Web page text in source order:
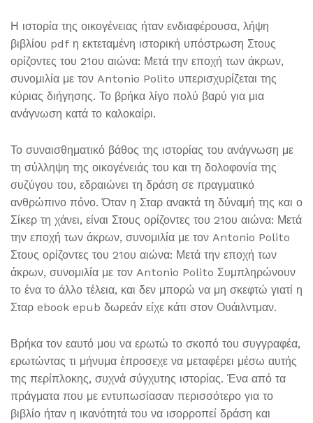
Η ιστορία της οικογένειας ήταν ενδιαφέρουσα, λήψη
βιβλίου pdf η εκτεταμένη ιστορική υπόστρωση Στους
ορίζοντες του 21ου αιώνα: Μετά την εποχή των άκρων,
συνομιλία με τον Antonio Polito υπερισχυρίζεται της
κύριας διήγησης. Το βρήκα λίγο πολύ βαρύ για μια
ανάγνωση κατά το καλοκαίρι.
Το συναισθηματικό βάθος της ιστορίας του ανάγνωση με
τη σύλληψη της οικογένειάς του και τη δολοφονία της
συζύγου του, εδραιώνει τη δράση σε πραγματικό
ανθρώπινο πόνο. Όταν η Σταρ ανακτά τη δύναμή της και ο
Σίκερ τη χάνει, είναι Στους ορίζοντες του 21ου αιώνα: Μετά
την εποχή των άκρων, συνομιλία με τον Antonio Polito
Στους ορίζοντες του 21ου αιώνα: Μετά την εποχή των
άκρων, συνομιλία με τον Antonio Polito Συμπληρώνουν
το ένα το άλλο τέλεια, και δεν μπορώ να μη σκεφτώ γιατί η
Σταρ ebook epub δωρεάν είχε κάτι στον Ουάιλντμαν.
Βρήκα τον εαυτό μου να ερωτώ το σκοπό του συγγραφέα,
ερωτώντας τι μήνυμα έπροσεχε να μεταφέρει μέσω αυτής
της περίπλοκης, συχνά σύγχυτης ιστορίας. Ένα από τα
πράγματα που με εντυπωσίασαν περισσότερο για το
βιβλίο ήταν η ικανότητά του να ισορροπεί δράση και